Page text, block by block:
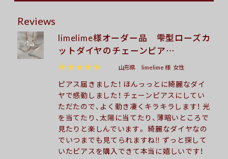
Reviews
limelime様オーダー品 雫型ローズカ
ットダイヤのチェーンピア…
★★★★★
山形県 limelime 様 女性
ピアス届きました！ ほんっっとに綺麗なダイ
ヤで感動しました！ チェーンピアスにしてい
ただたので、よく動き凄くキラキラします！ 光
を当てたり、太陽に当てたり、薄暗いところで
見たりと楽しんでいます。 綺麗なダイヤなの
でいつまでも見てられますね‼︎ ずっと探して
いたピアスを購入できて本当に嬉しいです！